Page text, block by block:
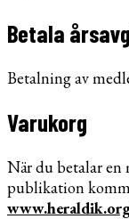
Betala
Betalning av
Varukorg
När du betalar en
publikation